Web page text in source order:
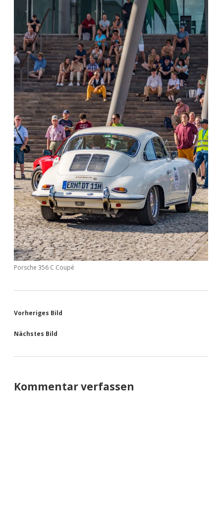
Porsche 356 C Coupé
Vorheriges Bild
Nächstes Bild
Kommentar verfassen